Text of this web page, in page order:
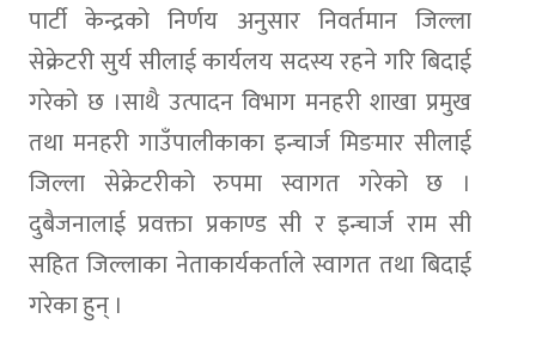
पार्टी केन्द्रको निर्णय अनुसार निवर्तमान जिल्ला
सेक्रेटरी सुर्य सीलाई कार्यलय सदस्य रहने गरि बिदाई
गरेको छ ।साथै उत्पादन विभाग मनहरी शाखा प्रमुख
तथा मनहरी गाउँपालीकाका इन्चार्ज मिङमार सीलाई
जिल्ला सेक्रेटरीको रुपमा स्वागत गरेको छ ।
दुबैजनालाई प्रवक्ता प्रकाण्ड सी र इन्चार्ज राम सी
सहित जिल्लाका नेताकार्यकर्ताले स्वागत तथा बिदाई
गरेका हुन् ।